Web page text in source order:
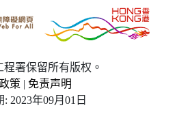
程署保留所有版权。
策 | 免责声明
2023年09月01日